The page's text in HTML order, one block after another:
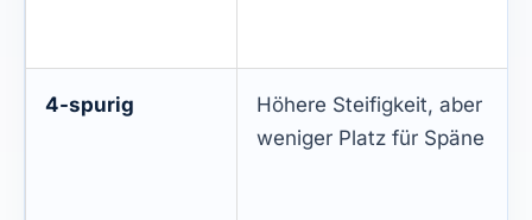
4-spurig
Höhere Steifigkeit, aber
weniger Platz für Späne